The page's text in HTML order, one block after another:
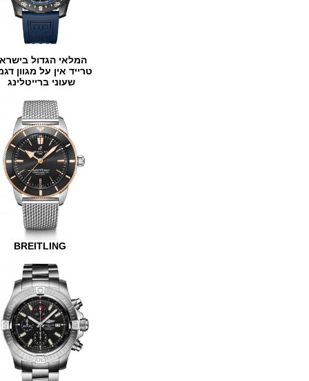
המלאי הגדול בישראל
טרייד אין על מגוון דגמים
שעוני ברייטלינג
BREITLING